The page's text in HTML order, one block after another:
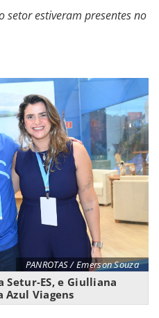
setor estiveram presentes no
PANROTAS / Emerson Souza
Setur-ES, e Giulliana
Azul Viagens